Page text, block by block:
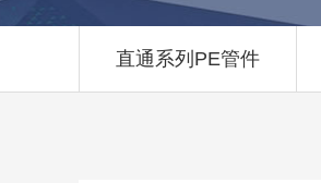
直通系列PE管件